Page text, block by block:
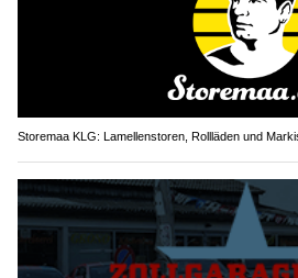
Storemaa KLG: Lamellenstoren, Rollläden und